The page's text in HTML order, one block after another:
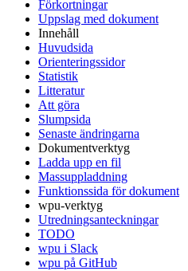
Förkortningar
Uppslag med dokument
Innehåll
Huvudsida
Orienteringssidor
Statistik
Litteratur
Att göra
Slumpsida
Senaste ändringarna
Dokumentverktyg
Ladda upp en fil
Massuppladdning
Funktionssida för dokument
wpu-verktyg
Utredningsanteckningar
TODO
wpu i Slack
wpu på GitHub